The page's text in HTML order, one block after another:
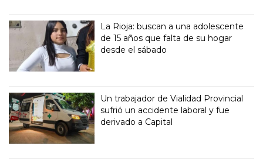
La Rioja: buscan a una adolescente
de 15 años que falta de su hogar
desde el sábado
Un trabajador de Vialidad Provincial
sufrió un accidente laboral y fue
derivado a Capital